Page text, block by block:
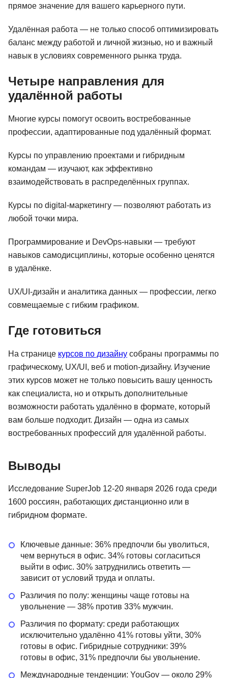
прямое значение для вашего карьерного пути.
Удалённая работа — не только способ оптимизировать
баланс между работой и личной жизнью, но и важный
навык в условиях современного рынка труда.
Четыре направления для
удалённой работы
Многие курсы помогут освоить востребованные
профессии, адаптированные под удалённый формат.
Курсы по управлению проектами и гибридным
командам — изучают, как эффективно
взаимодействовать в распределённых группах.
Курсы по digital-маркетингу — позволяют работать из
любой точки мира.
Программирование и DevOps-навыки — требуют
навыков самодисциплины, которые особенно ценятся
в удалёнке.
UX/UI-дизайн и аналитика данных — профессии, легко
совмещаемые с гибким графиком.
Где готовиться
На странице курсов по дизайну собраны программы по
графическому, UX/UI, веб и motion-дизайну. Изучение
этих курсов может не только повысить вашу ценность
как специалиста, но и открыть дополнительные
возможности работать удалённо в формате, который
вам больше подходит. Дизайн — одна из самых
востребованных профессий для удалённой работы.
Выводы
Исследование SuperJob 12-20 января 2026 года среди
1600 россиян, работающих дистанционно или в
гибридном формате.
Ключевые данные: 36% предпочли бы уволиться,
чем вернуться в офис. 34% готовы согласиться
выйти в офис. 30% затруднились ответить —
зависит от условий труда и оплаты.
Различия по полу: женщины чаще готовы на
увольнение — 38% против 33% мужчин.
Различия по формату: среди работающих
исключительно удалённо 41% готовы уйти, 30%
готовы в офис. Гибридные сотрудники: 39%
готовы в офис, 31% предпочли бы увольнение.
Международные тенденции: YouGov — около 29%